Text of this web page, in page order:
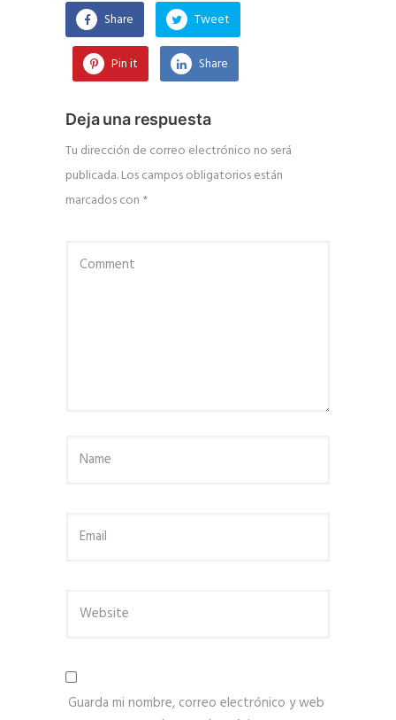
Share Tweet
Pin it Share
Deja una respuesta
Tu dirección de correo electrónico no será
publicada.Los campos obligatorios están
marcados con *
Guarda mi nombre, correo electrónico y web